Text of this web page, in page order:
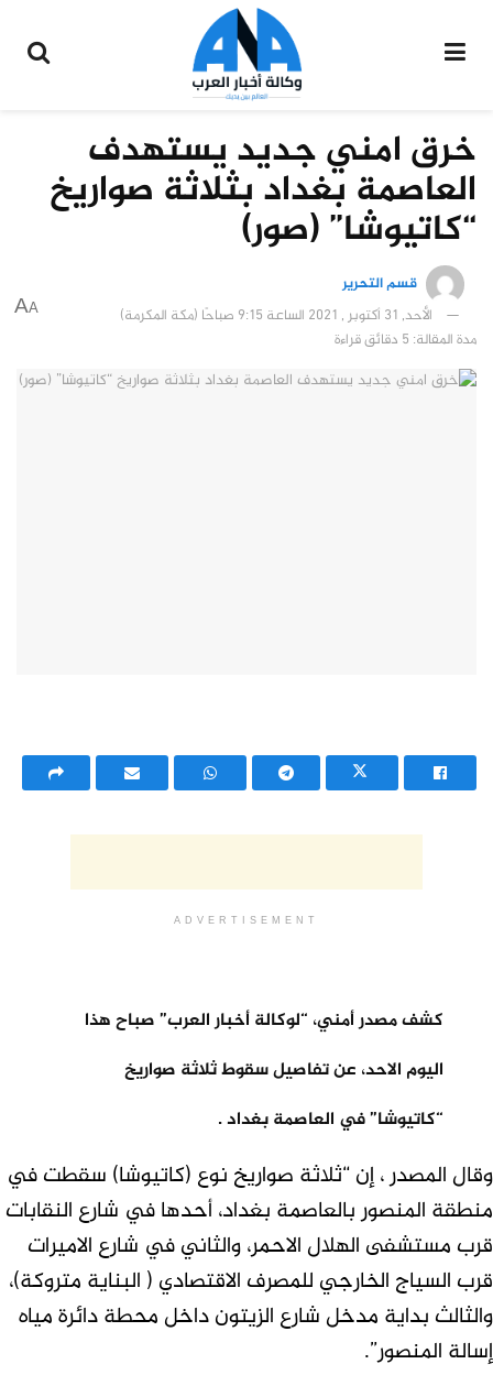
خرق امني جديد يستهدف
العاصمة بغداد بثلاثة صواريخ
“كاتيوشا” (صور)
قسم التحرير
الأحد, 31 أكتوبر , 2021 الساعة 9:15 صباحًا (مكة المكرمة)
مدة المقالة: 5 دقائق قراءة
A
A
ADVERTISEMENT
كشف مصدر أمني، “لوكالة أخبار العرب” صباح هذا
اليوم الاحد، عن تفاصيل سقوط ثلاثة صواريخ
“كاتيوشا” في العاصمة بغداد .
وقال المصدر ، إن “ثلاثة صواريخ نوع (كاتيوشا) سقطت في
منطقة المنصور بالعاصمة بغداد، أحدها في شارع النقابات
قرب مستشفى الهلال الاحمر، والثاني في شارع الاميرات
قرب السياج الخارجي للمصرف الاقتصادي ( البناية متروكة)،
والثالث بداية مدخل شارع الزيتون داخل محطة دائرة مياه
إسالة المنصور”.